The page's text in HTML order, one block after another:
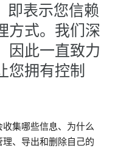
即表示您信赖
方式。我们深
因此一直致力
您拥有控制
集哪些信息、为什么
、导出和删除自己的